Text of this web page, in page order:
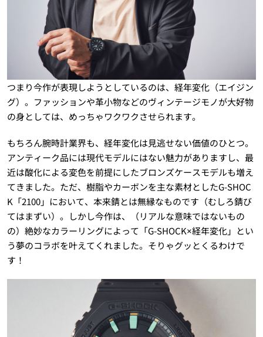
つまり今作が表現しようとしているのは、経年変化（エイジン
グ）。ファッションや革小物などのヴィンテージモノが大好物
の身としては、めっちゃワクワクさせられます。
もちろん腕時計業界も、経年変化は見逃せない価値のひとつ。
アンティーク品には現代モデルにはない魅力がありますし、最
近は酸化による変色を前提にしたブロンズケースモデルも増え
てきました。ただ、樹脂やカーボンを主な素材としたG-SHOC
K「2100」において、本来錆とは無縁なものです（むしろ錆び
てはまずい）。しかし今作は、（リアルな意味ではないもの
の）絶妙なカラーリングによって「G-SHOCK×経年変化」とい
う夢のコラボを叶えてくれました。そりゃグッとくるわけで
す！